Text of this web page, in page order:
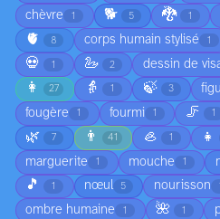
chèvre 1 🐕 5 🐉 1
🫀 8 corps humain stylisé 1
💀 1 🦢 2 dessin de
👩 27 👵 1 🍃 3
fougère 1 fourmi 1 🦵 1
🌿 7 👨 41 🦪 1 👧
marguerite 1 mouche 1
🎵 1 nœul 5 nourisson
ombre humaine 1 🌺 1